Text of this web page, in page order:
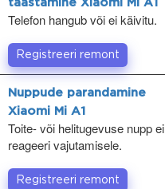
taastamine Xiaomi Mi A1
Telefon hangub või ei käivitu.
Registreeri remont
Nuppude parandamine
Xiaomi Mi A1
Toite- või helitugevuse nupp ei
reageeri vajutamisele.
Registreeri remont